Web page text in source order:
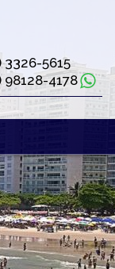
3326-5615
98128-4178